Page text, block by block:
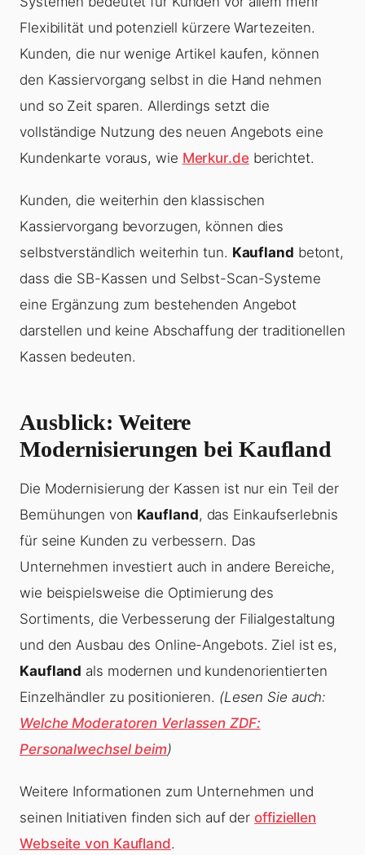
Flexibilität und potenziell kürzere Wartezeiten.
Kunden, die nur wenige Artikel kaufen, können
den Kassiervorgang selbst in die Hand nehmen
und so Zeit sparen. Allerdings setzt die
vollständige Nutzung des neuen Angebots eine
Kundenkarte voraus, wie Merkur.deberichtet.
Kunden, die weiterhin den klassischen
Kassiervorgang bevorzugen, können dies
selbstverständlich weiterhin tun. Kaufland betont,
dass die SB-Kassen und Selbst-Scan-Systeme
eine Ergänzung zum bestehenden Angebot
darstellen und keine Abschaffung der traditionellen
Kassen bedeuten.
Ausblick: Weitere
Modernisierungen bei Kaufland
Die Modernisierung der Kassen ist nur ein Teil der
Bemühungen von Kaufland, das Einkaufserlebnis
für seine Kunden zu verbessern. Das
Unternehmen investiert auch in andere Bereiche,
wie beispielsweise die Optimierung des
Sortiments, die Verbesserung der Filialgestaltung
und den Ausbau des Online-Angebots. Ziel ist es,
Kaufland als modernen und kundenorientierten
Einzelhändler zu positionieren. (Lesen Sie auch:
Welche Moderatoren Verlassen ZDF:
Personalwechsel beim)
Weitere Informationen zum Unternehmen und
seinen Initiativen finden sich auf deroffiziellen
Webseite von Kaufland.